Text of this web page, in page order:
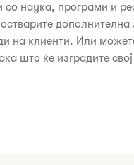
со наука, програми и
на клиенти. Или
што ќе изградите